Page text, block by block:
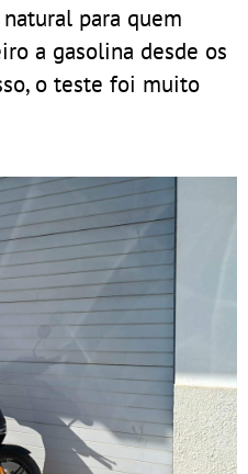
para quem
a gasolina desde os
o teste foi muito